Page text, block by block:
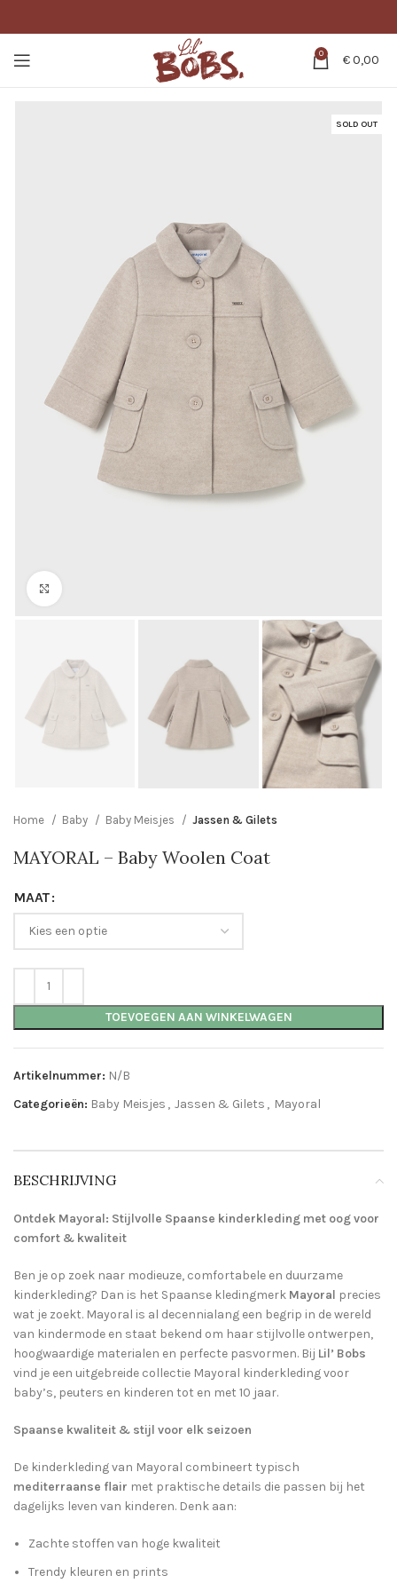
0 €0,00
SOLD OUT
Home Baby Baby Meisjes Jassen & Gilets
MAYORAL – Baby Woolen Coat
MAAT
TOEVOEGEN AAN WINKELWAGEN
Artikelnummer: N/B
Categorieën: Baby Meisjes , Jassen & Gilets , Mayoral
BESCHRIJVING
Ontdek Mayoral: Stijlvolle Spaanse kinderkleding met oog voor
comfort & kwaliteit
Ben je op zoek naar modieuze, comfortabele en duurzame
kinderkleding? Dan is het Spaanse kledingmerk Mayoral precies
wat je zoekt. Mayoral is al decennialang een begrip in de wereld
van kindermode en staat bekend om haar stijlvolle ontwerpen,
hoogwaardige materialen en perfecte pasvormen. Bij Lil’ Bobs
vind je een uitgebreide collectie Mayoral kinderkleding voor
baby’s, peuters en kinderen tot en met 10 jaar.
Spaanse kwaliteit & stijl voor elk seizoen
De kinderkleding van Mayoral combineert typisch
mediterraanse flair met praktische details die passen bij het
dagelijks leven van kinderen. Denk aan:
Zachte stoffen van hoge kwaliteit
Trendy kleuren en prints